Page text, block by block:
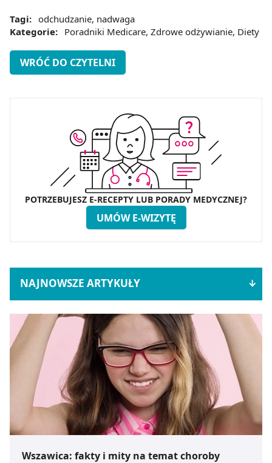
Tagi: odchudzanie, nadwaga
Kategorie: Poradniki Medicare, Zdrowe odżywianie, Diety
WRÓĆ DO CZYTELNI
POTRZEBUJESZ E-RECEPTY LUB PORADY MEDYCZNEJ?
UMÓW E-WIZYTĘ
NAJNOWSZE ARTYKUŁY
Wszawica: fakty i mity na temat choroby